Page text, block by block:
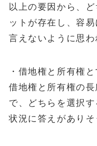
以上の要因から、
ットが存在し、容
言えないように思わ
・借地権と所有権
借地権と所有権の
で、どちらを選択
状況に答えがありそ